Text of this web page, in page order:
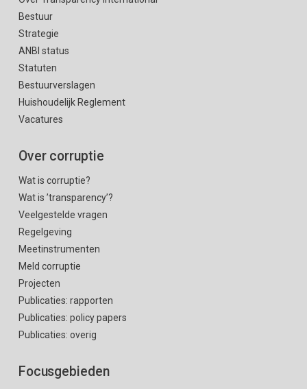
Bestuur
Strategie
ANBI status
Statuten
Bestuurverslagen
Huishoudelijk Reglement
Vacatures
Over corruptie
Wat is corruptie?
Wat is ’transparency’?
Veelgestelde vragen
Regelgeving
Meetinstrumenten
Meld corruptie
Projecten
Publicaties: rapporten
Publicaties: policy papers
Publicaties: overig
Focusgebieden